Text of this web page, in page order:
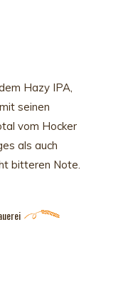
Hazy IPA,
seinen
vom Hocker
als auch
bitteren Note.